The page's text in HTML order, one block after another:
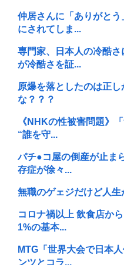
仲居さんに「ありがと
にされてしま...
専門家、日本人の冷酷
が冷酷さを証...
原爆を落としたのは正
な？？？
《NHKの性被害問題》
“誰を守...
パチ●コ屋の倒産が止ま
存症が徐々...
無職のゲェジだけど人生
コロナ禍以上 飲食店か
1%の基本...
MTG「世界大会で日本
ンツとコラ...